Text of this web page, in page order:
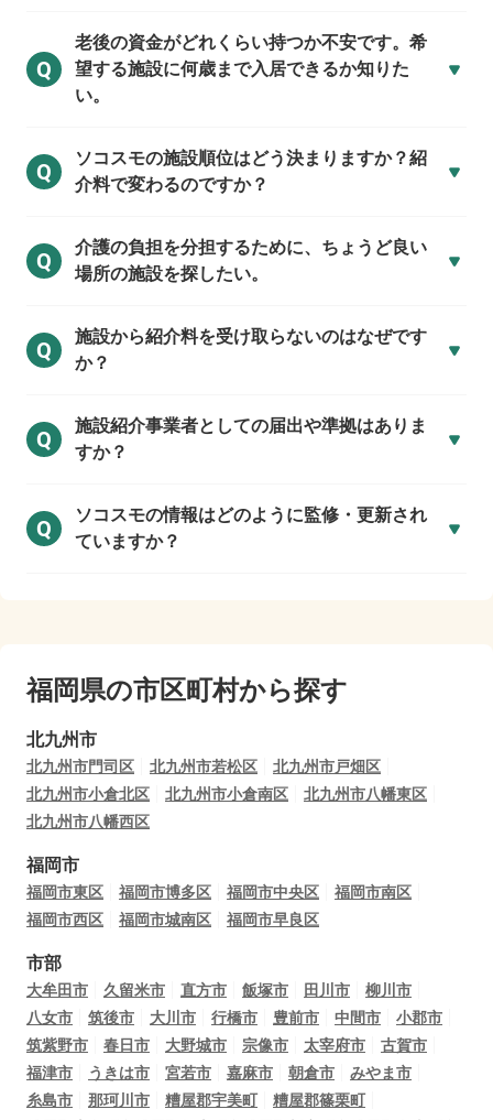
Q
老後の資金がどれくらい持つか不安です。希
望する施設に何歳まで入居できるか知りた
い。
Q
ソコスモの施設順位はどう決まりますか？紹
介料で変わるのですか？
Q
介護の負担を分担するために、ちょうど良い
場所の施設を探したい。
Q
施設から紹介料を受け取らないのはなぜです
か？
Q
施設紹介事業者としての届出や準拠はありま
すか？
Q
ソコスモの情報はどのように監修・更新され
ていますか？
福岡県の市区町村から探す
北九州市
北九州市門司区 北九州市若松区
北九州市戸畑区
北九州市小倉北区
北九州市小倉南区
北九州市八幡東区
北九州市八幡西区
福岡市
福岡市東区 福岡市博多区 福岡市中央区
福岡市南区
福岡市西区
福岡市城南区 福岡市早良区
市部
大牟田市 久留米市 直方市 飯塚市 田川市
柳川市
八女市
筑後市 大川市 行橋市 豊前市 中間市
小郡市
筑紫野市
春日市 大野城市 宗像市 太宰府市
古賀市
福津市
うきは市 宮若市 嘉麻市 朝倉市
みやま市
糸島市
那珂川市 糟屋郡宇美町
糟屋郡篠栗町